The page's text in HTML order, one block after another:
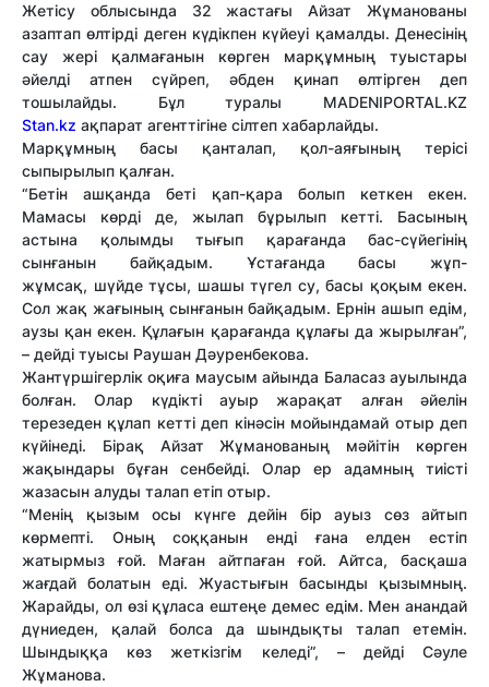
Жетісу облысында 32 жастағы Айзат Жұманованы
азаптап өлтірді деген күдікпен күйеуі қамалды. Денесінің
сау жері қалмағанын көрген марқұмның туыстары
әйелді атпен сүйреп, әбден қинап өлтірген деп
тошылайды. Бұл туралы MADENIPORTAL.KZ
Stan.kz ақпарат агенттігіне сілтеп хабарлайды.
Марқұмның басы қанталап, қол-аяғының терісі
сыпырылып қалған.
“Бетін ашқанда беті қап-қара болып кеткен екен.
Мамасы көрді де, жылап бұрылып кетті. Басының
астына қолымды тығып қарағанда бас-сүйегінің
сынғанын байқадым. Ұстағанда басы жұп-
жұмсақ, шүйде тұсы, шашы түгел су, басы қоқым екен.
Сол жақ жағының сынғанын байқадым. Ернін ашып едім,
аузы қан екен. Құлағын қарағанда құлағы да жырылған”,
– дейді туысы Раушан Дәуренбекова.
Жантүршігерлік оқиға маусым айында Баласаз ауылында
болған. Олар күдікті ауыр жарақат алған әйелін
терезеден құлап кетті деп кінәсін мойындамай отыр деп
күйінеді. Бірақ Айзат Жұманованың мәйітін көрген
жақындары бұған сенбейді. Олар ер адамның тиісті
жазасын алуды талап етіп отыр.
“Менің қызым осы күнге дейін бір ауыз сөз айтып
көрмепті. Оның соққанын енді ғана елден естіп
жатырмыз ғой. Маған айтпаған ғой. Айтса, басқаша
жағдай болатын еді. Жуастығын басынды қызымның.
Жарайды, ол өзі құласа ештеңе демес едім. Мен анандай
дүниеден, қалай болса да шындықты талап етемін.
Шындыққа көз жеткізгім келеді”, – дейді Сәуле
Жұманова.